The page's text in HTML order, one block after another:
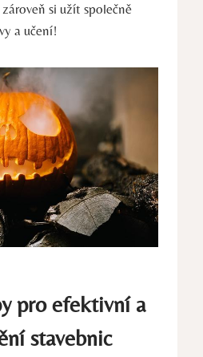
si užít společně
⁤a učení!
pro ‌efektivní a
stavebnic